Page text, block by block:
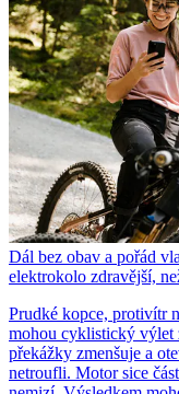
Dál bez obav a pořád
elektrokolo zdravější,
Prudké kopce, protivítr
mohou cyklistický výlet
překážky zmenšuje a
netroufli. Motor sice